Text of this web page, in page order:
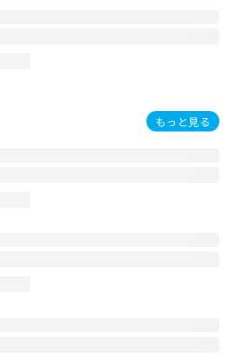
もっと見る